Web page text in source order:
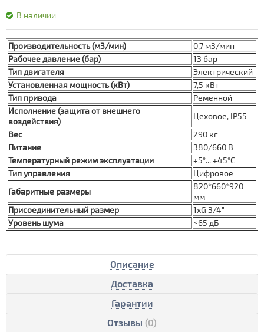
В наличии
Производительность (м3/мин)
0,7 м3/мин
Рабочее давление (бар)
13 бар
Тип двигателя
Электрический
Установленная мощность (кВт)
7,5 кВт
Тип привода
Ременной
Исполнение (защита от внешнего
воздействия)
Цеховое, IP55
Вес
290 кг
Питание
380/660 В
Температурный режим эксплуатации
+5°... +45°С
Тип управления
Цифровое
Габаритные размеры
820*660*920
мм
Присоединительный размер
1хG 3/4"
Уровень шума
≤65 дБ
Описание
Доставка
Гарантии
Отзывы (0)